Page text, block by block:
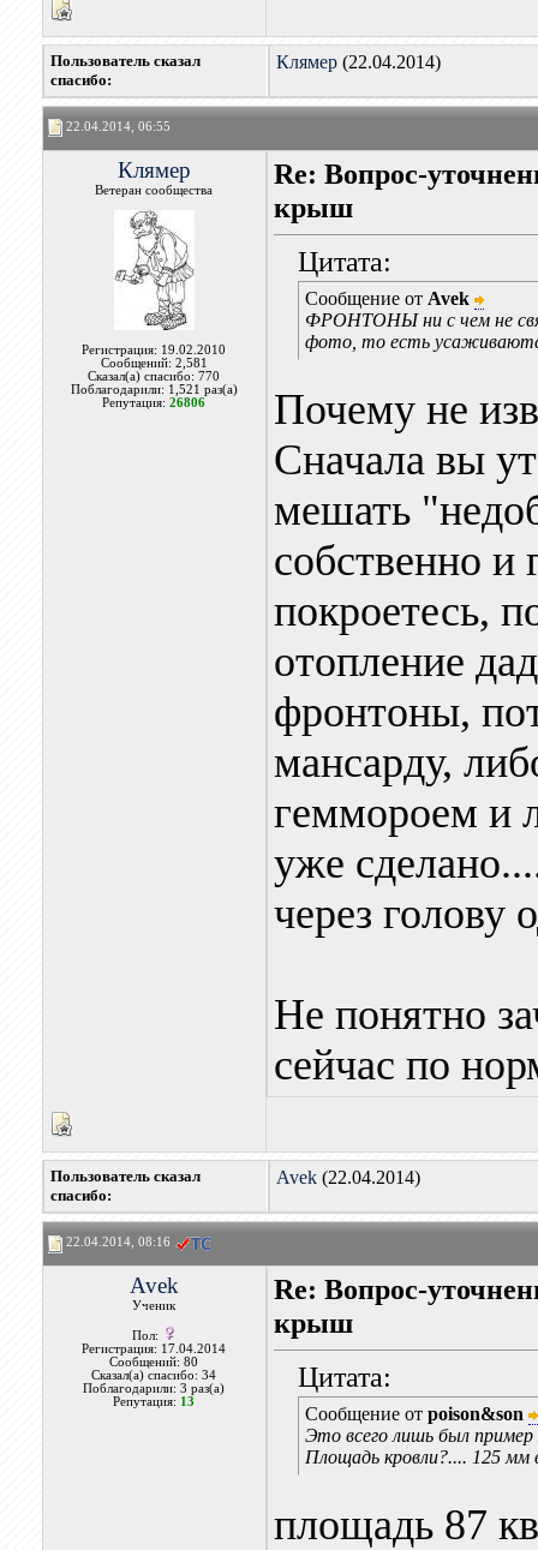
Пользователь сказал
cпасибо:
Клямер(22.04.2014)
22.04.2014, 06:55
Клямер
Ветеран сообщества
Регистрация: 19.02.2010
Сообщений: 2,581
Сказал(а) спасибо: 770
Поблагодарили: 1,521 раз(а)
Репутация:26806
Re: Вопрос-
крыш
Цитата:
Сообщение от Avek
ФРОНТОНЫ ни с чем не
фото, то есть
Почему не
Сначала вы
мешать
собственно и
покроетесь,
отопление
фронтоны,
мансарду,
геммороем и
уже
через голову
Не понятно
сейчас по
Пользователь сказал
cпасибо:
Avek(22.04.2014)
22.04.2014, 08:16
Avek
Ученик
Пол:
Регистрация: 17.04.2014
Сообщений: 80
Сказал(а) спасибо: 34
Поблагодарили: 3 раз(а)
Репутация: 13
Re: Вопрос-
крыш
Цитата:
Сообщение от poison&son
Это всего лишь был пример
Площадь кровли?.... 125
площадь 87